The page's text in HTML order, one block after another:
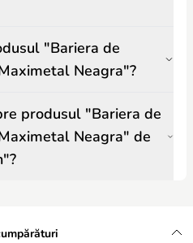
"Bariera de
Neagra"?
produsul "Bariera de
Neagra" de